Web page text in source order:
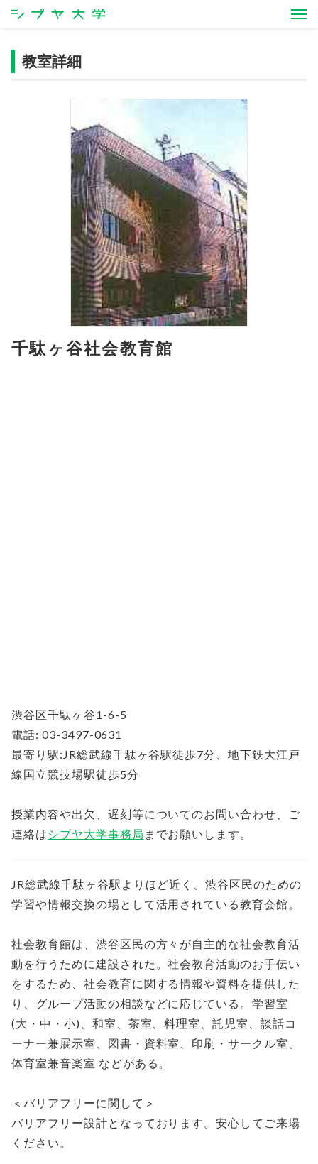
シブヤ大学
教室詳細
千駄ヶ谷社会教育館
渋谷区千駄ヶ谷1-6-5
電話: 03-3497-0631
最寄り駅:JR総武線千駄ヶ谷駅徒歩7分、地下鉄大江戸
線国立競技場駅徒歩5分
授業内容や出欠、遅刻等についてのお問い合わせ、ご
連絡は シブヤ大学事務局 までお願いします。
JR総武線千駄ヶ谷駅よりほど近く、渋谷区民のための
学習や情報交換の場として活用されている教育会館。
社会教育館は、渋谷区民の方々が自主的な社会教育活
動を行うために建設された。社会教育活動のお手伝い
をするため、社会教育に関する情報や資料を提供した
り、グループ活動の相談などに応じている。学習室
(大・中・小)、和室、茶室、料理室、託児室、談話コ
ーナー兼展示室、図書・資料室、印刷・サークル室、
体育室兼音楽室 などがある。
＜バリアフリーに関して＞
バリアフリー設計となっております。安心してご来場
ください。